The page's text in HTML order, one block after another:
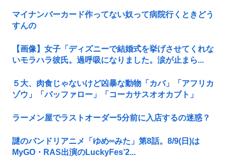
マイナンバーカード作ってない奴って病院行くときどう
すんの
【画像】女子「ディズニーで結婚式を挙げさせてくれな
いモラハラ彼氏。過呼吸になりました。涙が止まら...
５大、肉食じゃないけど凶暴な動物「カバ」「アフリカ
ゾウ」「バッファロー」「コーカサスオオカブト」
ラーメン屋でラストオーダー5分前に入店するの迷惑？
謎のバンドリアニメ「ゆめ∞みた」第8話。8/9(日)は
MyGO・RAS出演のLuckyFes’2...